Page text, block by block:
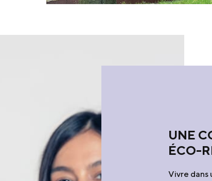
UNE
ÉCO-
Vivre dans